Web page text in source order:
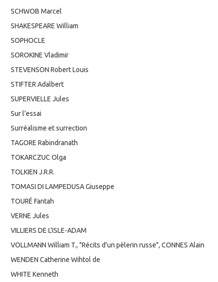
SCHWOB Marcel
SHAKESPEARE William
SOPHOCLE
SOROKINE Vladimir
STEVENSON Robert Louis
STIFTER Adalbert
SUPERVIELLE Jules
Sur l’essai
Surréalisme et surrection
TAGORE Rabindranath
TOKARCZUC Olga
TOLKIEN J.R.R.
TOMASI DI LAMPEDUSA Giuseppe
TOURÉ Fantah
VERNE Jules
VILLIERS DE L'ISLE-ADAM
VOLLMANN William T., "Récits d'un pèlerin russe", CONNES Alain
WENDEN Catherine Wihtol de
WHITE Kenneth